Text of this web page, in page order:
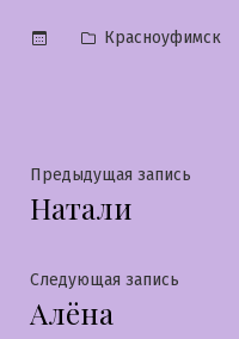
Опубликовано
Красноуфимск
Навигация
по
записям
Предыдущая запись
Натали
Следующая запись
Алёна